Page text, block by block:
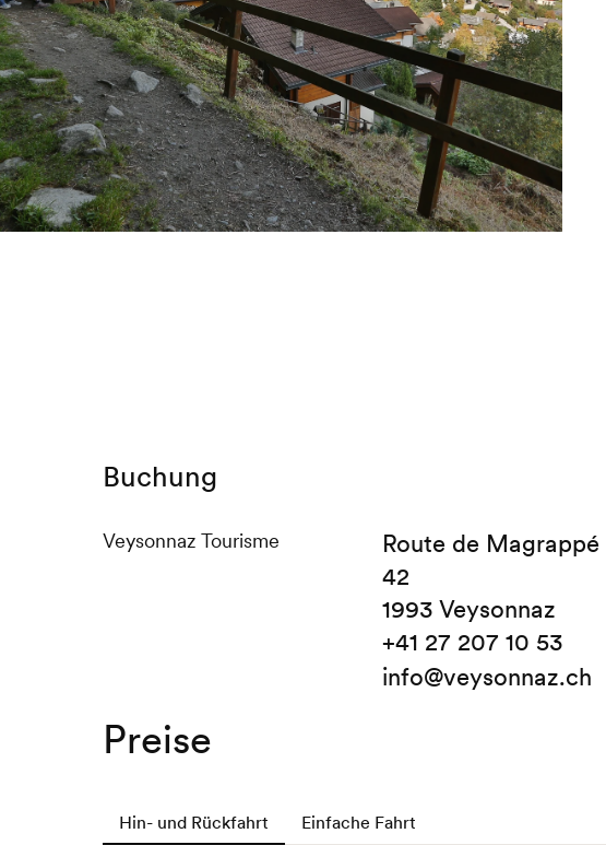
Buchung
Veysonnaz Tourisme
Route de Magrappé
42
1993 Veysonnaz
+41 27 207 10 53
info@veysonnaz.ch
Preise
Hin- und Rückfahrt Einfache Fahrt